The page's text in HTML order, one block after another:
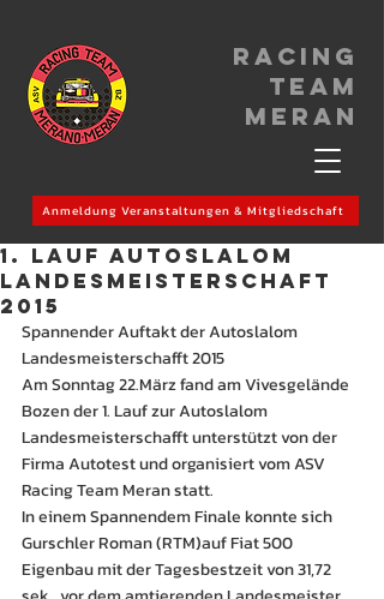
Racing
Team
meran
Anmeldung Veranstaltungen & Mitgliedschaft
1. Lauf Autoslalom
Landesmeisterschaft
2015
Spannender Auftakt der Autoslalom
Landesmeisterschafft 2015
Am Sonntag 22.März fand am Vivesgelände
Bozen der 1. Lauf zur Autoslalom
Landesmeisterschafft unterstützt von der
Firma Autotest und organisiert vom ASV
Racing Team Meran statt.
In einem Spannendem Finale konnte sich
Gurschler Roman (RTM)auf Fiat 500
Eigenbau mit der Tagesbestzeit von 31,72